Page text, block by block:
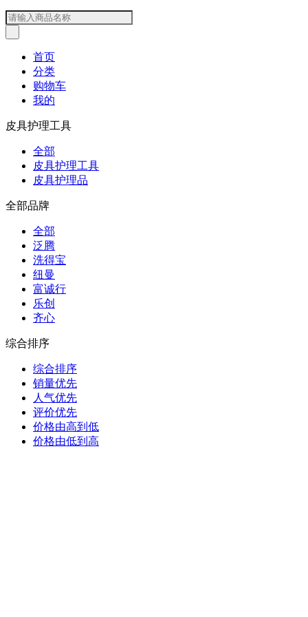
首页
分类
购物车
我的
皮具护理工具
全部
皮具护理工具
皮具护理品
全部品牌
全部
泛腾
洗得宝
纽曼
富诚行
乐创
齐心
综合排序
综合排序
销量优先
人气优先
评价优先
价格由高到低
价格由低到高